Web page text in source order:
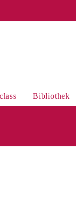
Bibliothek